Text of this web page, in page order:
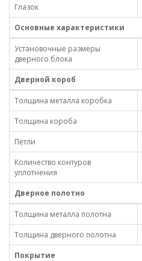
Глазок
Основные характеристики
Установочные размеры
дверного блока
Дверной короб
Толщина металла коробка
Толщина короба
Петли
Количество контуров
уплотнения
Дверное полотно
Толщина металла полотна
Толщина дверного полотна
Покрытие